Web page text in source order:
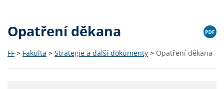
Opatření děkana
FF > Fakulta > Strategie a další dokumenty > Opatření děkana